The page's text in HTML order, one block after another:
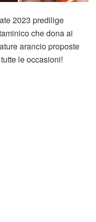
2023 predilige
che dona ai
arancio proposte
le occasioni!